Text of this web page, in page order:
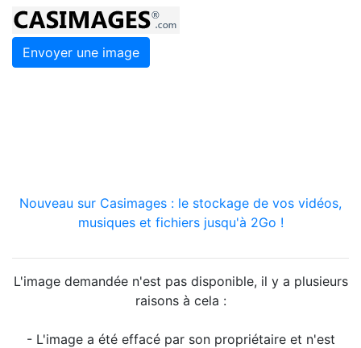
Envoyer une image
Nouveau sur Casimages : le stockage de vos vidéos,
musiques et fichiers jusqu'à 2Go !
L'image demandée n'est pas disponible, il y a plusieurs
raisons à cela :
- L'image a été effacé par son propriétaire et n'est